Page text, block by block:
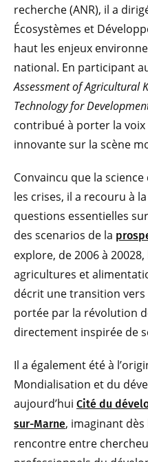
recherche (ANR), il a
Écosystèmes et
haut les enjeux
national. En participant
Assessment of Agricultural
Technology for
contribué à porter la
innovante sur la scène
Convaincu que la
les crises, il a recouru à
questions essentielles
des scenarios de la
explore, de 2006 à
agricultures et
décrit une transition
portée par la révolution
directement inspirée de
Il a également été à
Mondialisation et du
aujourd’hui Cité du
sur-Marne, imaginant dès
rencontre entre